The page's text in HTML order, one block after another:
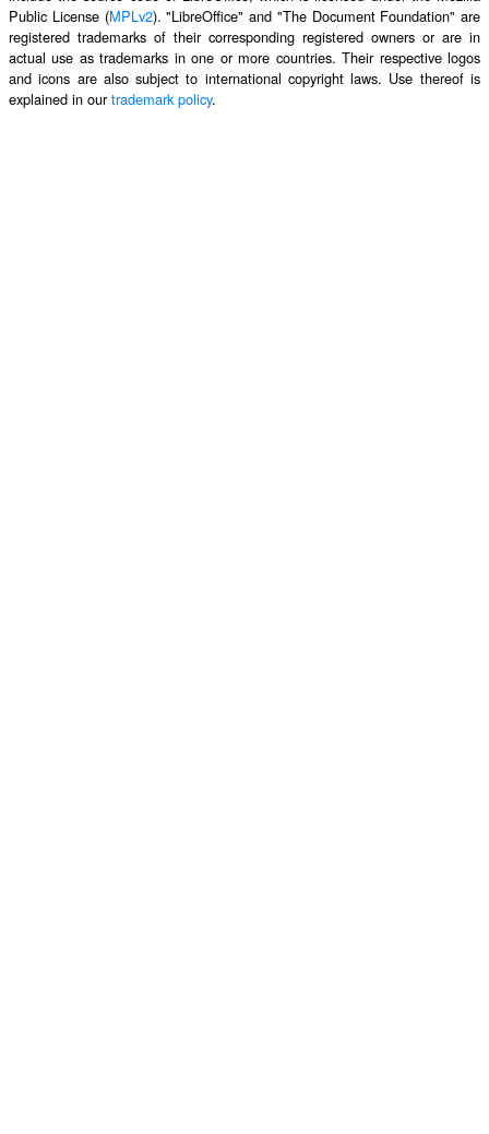
Public License (MPLv2). "LibreOffice" and "The Document Foundation" are
registered trademarks of their corresponding registered owners or are in
actual use as trademarks in one or more countries. Their respective logos
and icons are also subject to international copyright laws. Use thereof is
explained in ourtrademark policy.